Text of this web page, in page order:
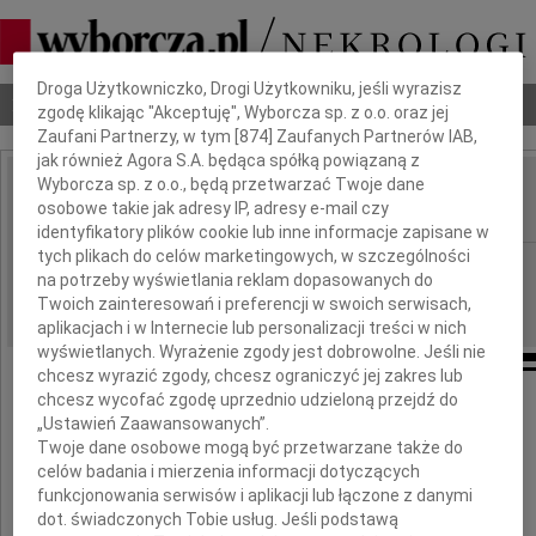
Nekrologi Odeszli Poradnik pogrzebowy
IMIĘ I NAZWISKO: Zbigniew Bieńkuński
REGION: Gdańsk
DATA EMISJI: 05.06.2010
Z głębokim żalem zawiadamiamy,
nasz kochany Mąż, Ojciec i Dziadek
Dbamy o Twoją prywatność
Droga Użytkowniczko, Drogi Użytkowniku, jeśli wyrazisz
zgodę klikając "Akceptuję", Wyborcza sp. z o.o. oraz jej
Zaufani Partnerzy, w tym [874 ] Zaufanych Partnerów IAB,
jak również Agora S.A. będąca spółką powiązaną z
Wyborcza sp. z o.o., będą przetwarzać Twoje dane
osobowe takie jak adresy IP, adresy e-mail czy
identyfikatory plików cookie lub inne informacje zapisane w
tych plikach do celów marketingowych, w szczególności
na potrzeby wyświetlania reklam dopasowanych do
Twoich zainteresowań i preferencji w swoich serwisach,
aplikacjach i w Internecie lub personalizacji treści w nich
wyświetlanych. Wyrażenie zgody jest dobrowolne. Jeśli nie
chcesz wyrazić zgody, chcesz ograniczyć jej zakres lub
chcesz wycofać zgodę uprzednio udzieloną przejdź do
„Ustawień Zaawansowanych”.
Twoje dane osobowe mogą być przetwarzane także do
celów badania i mierzenia informacji dotyczących
funkcjonowania serwisów i aplikacji lub łączone z danymi
dot. świadczonych Tobie usług. Jeśli podstawą